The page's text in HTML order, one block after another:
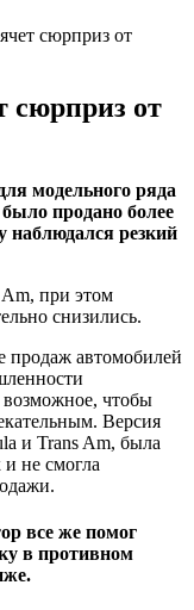
сюрприз от
сюрприз от
модельного ряда
продано более
наблюдался резкий
Am, при этом
снизились.
продаж автомобилей
чтобы
Версия
и Trans Am, была
не смогла
все же помог
в противном